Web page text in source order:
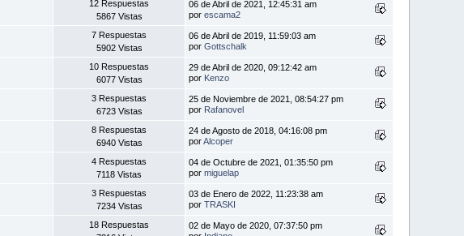
12 Respuestas
5867 Vistas
06 de Abril de 2021, 12:45:31 am
porescama2
7 Respuestas
5902 Vistas
06 de Abril de 2019, 11:59:03 am
porGottschalk
10 Respuestas
6077 Vistas
29 de Abril de 2020, 09:12:42 am
por Kenzo
3 Respuestas
6723 Vistas
25 de Noviembre de 2021, 08:54:27 pm
por Rafanovel
8 Respuestas
6940 Vistas
24 de Agosto de 2018, 04:16:08 pm
porAlcoper
4 Respuestas
7118 Vistas
04 de Octubre de 2021, 01:35:50 pm
pormiguelap
3 Respuestas
7234 Vistas
03 de Enero de 2022, 11:23:38 am
porTRASKI
18 Respuestas
02 de Mayo de 2020, 07:37:50 pm